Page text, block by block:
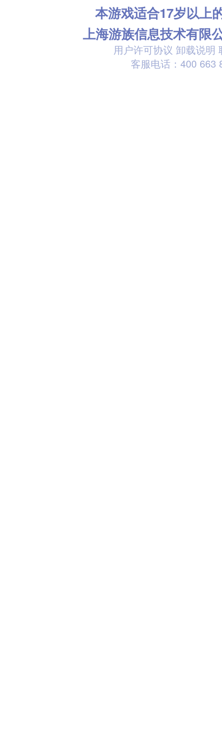
本游戏适合17岁以上
上海游族信息技术有限
用户许可协议 卸载说明
客服电话：400 663